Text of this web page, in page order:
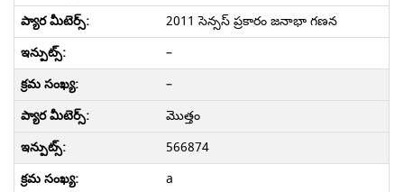
2011 సెన్సస్ ప్రకారం జనాభా గణన
–
–
మొత్తం
566874
a